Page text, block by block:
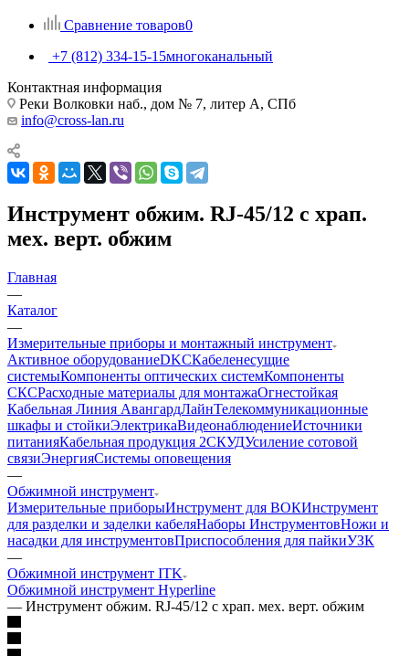
Сравнение товаров0
+7 (812) 334-15-15многоканальный
Контактная информация
Реки Волковки наб., дом № 7, литер А, СПб
info@cross-lan.ru
Инструмент обжим. RJ-45/12 с храп.
мех. верт. обжим
Главная
—
Каталог
—
Измерительные приборы и монтажный инструмент
Активное оборудованиеDKCКабеленесущие
системыКомпоненты оптических системКомпоненты
СКСРасходные материалы для монтажаОгнестойкая
Кабельная Линия АвангардЛайнТелекоммуникационные
шкафы и стойкиЭлектрикаВидеонаблюдениеИсточники
питанияКабельная продукция 2СКУДУсиление сотовой
связиЭнергияСистемы оповещения
—
Обжимной инструмент
Измерительные приборыИнструмент для ВОКИнструмент
для разделки и заделки кабеляНаборы ИнструментовНожи и
насадки для инструментовПриспособления для пайкиУЗК
—
Обжимной инструмент ITK
Обжимной инструмент Hyperline
— Инструмент обжим. RJ-45/12 с храп. мех. верт. обжим